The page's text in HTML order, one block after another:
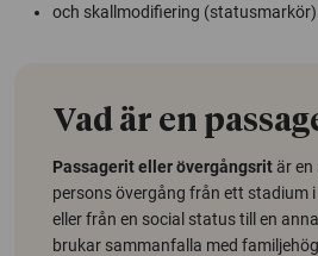
och skallmodifiering (statusmarkör).
Vad är en
Passagerit eller övergångsritär en
persons övergång från ett stadium
eller från en social status till en
brukar sammanfalla med